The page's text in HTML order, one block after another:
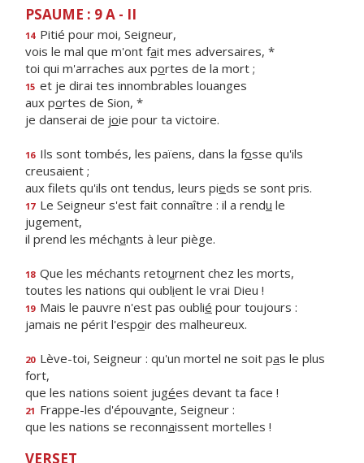
PSAUME : 9 A - II
14 Pitié pour moi, Seigneur,
vois le mal que m'ont fait mes adversaires, *
toi qui m'arraches aux portes de la mort ;
15 et je dirai tes innombrables louanges
aux portes de Sion, *
je danserai de joie pour ta victoire.
16 Ils sont tombés, les païens, dans la fosse qu'ils
creusaient ;
aux filets qu'ils ont tendus, leurs pieds se sont pris.
17 Le Seigneur s'est fait connaître : il a rendu le
jugement,
il prend les méchants à leur piège.
18 Que les méchants retournent chez les morts,
toutes les nations qui oublient le vrai Dieu !
19 Mais le pauvre n'est pas oublié pour toujours :
jamais ne périt l'espoir des malheureux.
20 Lève-toi, Seigneur : qu'un mortel ne soit pas le plus
fort,
que les nations soient jugées devant ta face !
21 Frappe-les d'épouvante, Seigneur :
que les nations se reconnaissent mortelles !
VERSET